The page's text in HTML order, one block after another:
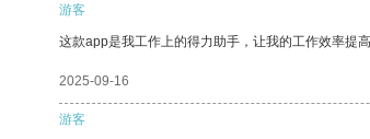
游客
这款app是我工作上的得力助手，让我的工作效率提
2025-09-16
游客